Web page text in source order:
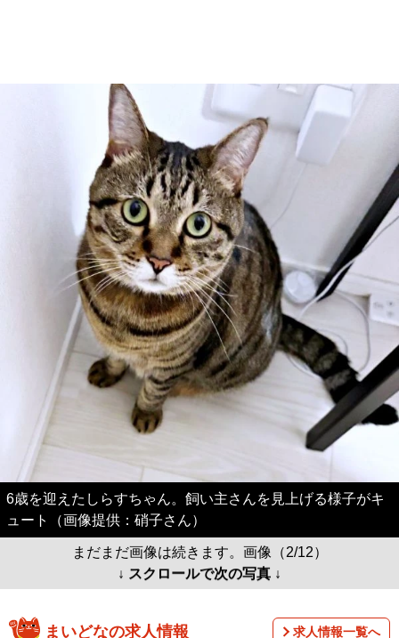
6歳を迎えたしらすちゃん。飼い主さんを見上げる様子がキ
ュート（画像提供：硝子さん）
まだまだ画像は続きます。画像（2/12）
↓ スクロールで次の写真 ↓
まいどなの求人情報 求人情報一覧へ